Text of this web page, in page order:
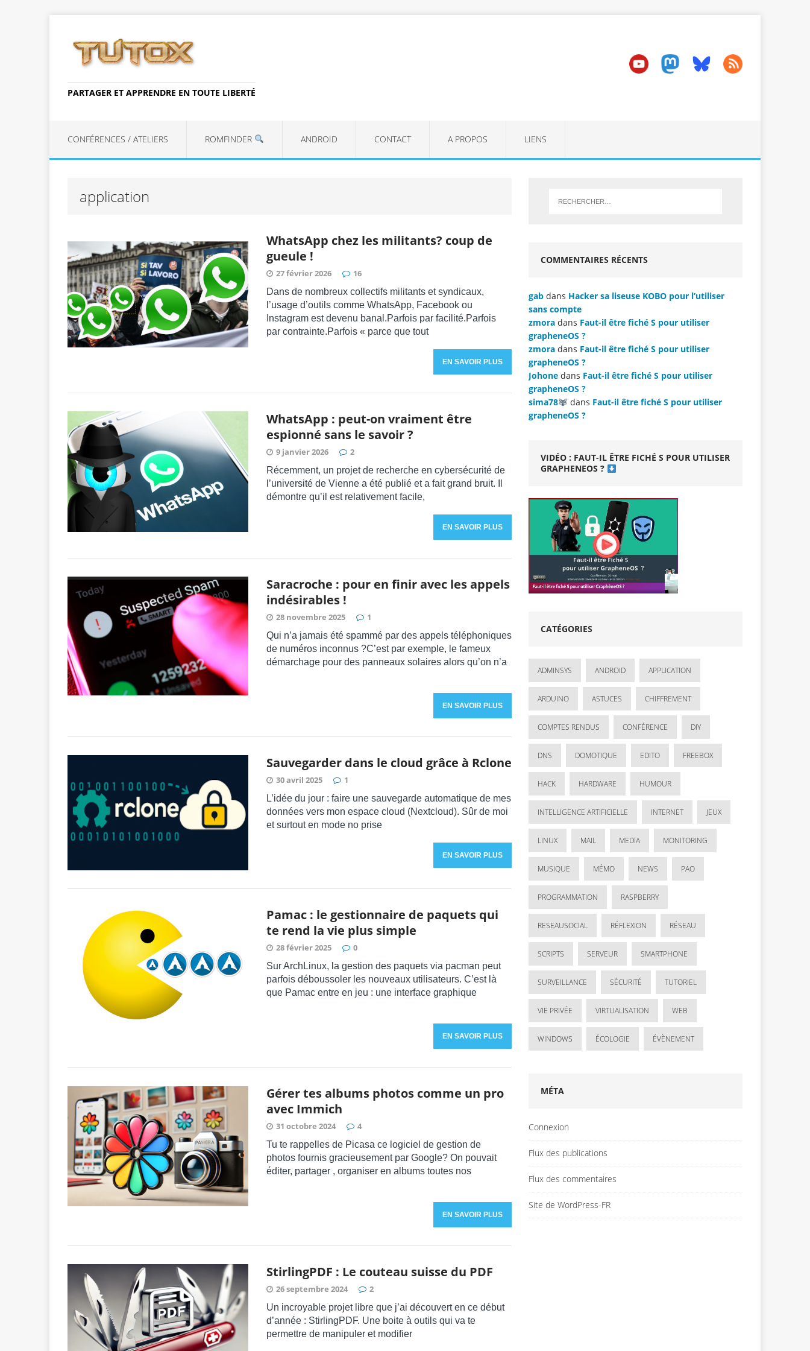
PARTAGER ET APPRENDRE EN TOUTE LIBERTÉ
CONFÉRENCES / ATELIERS ROMFINDER ANDROID CONTACT A PROPOS LIENS
application
WhatsApp chez les militants? coup de
gueule !
27 février 2026 16
Dans de nombreux collectifs militants et syndicaux,
l’usage d’outils comme WhatsApp, Facebook ou
Instagram est devenu banal.Parfois par facilité.Parfois
par contrainte.Parfois « parce que tout
EN SAVOIR PLUS
WhatsApp : peut-on vraiment être
espionné sans le savoir ?
9 janvier 2026 2
Récemment, un projet de recherche en cybersécurité de
l’université de Vienne a été publié et a fait grand bruit. Il
démontre qu’il est relativement facile,
EN SAVOIR PLUS
Saracroche : pour en finir avec les appels
indésirables !
28 novembre 2025 1
Qui n’a jamais été spammé par des appels téléphoniques
de numéros inconnus ?C’est par exemple, le fameux
démarchage pour des panneaux solaires alors qu’on n’a
EN SAVOIR PLUS
Sauvegarder dans le cloud grâce à Rclone
30 avril 2025 1
L’idée du jour : faire une sauvegarde automatique de mes
données vers mon espace cloud (Nextcloud). Sûr de moi
et surtout en mode no prise
EN SAVOIR PLUS
Pamac : le gestionnaire de paquets qui
te rend la vie plus simple
28 février 2025 0
Sur ArchLinux, la gestion des paquets via pacman peut
parfois déboussoler les nouveaux utilisateurs. C’est là
que Pamac entre en jeu : une interface graphique
EN SAVOIR PLUS
Gérer tes albums photos comme un pro
avec Immich
31 octobre 2024 4
Tu te rappelles de Picasa ce logiciel de gestion de
photos fournis gracieusement par Google? On pouvait
éditer, partager , organiser en albums toutes nos
EN SAVOIR PLUS
StirlingPDF : Le couteau suisse du PDF
26 septembre 2024 2
Un incroyable projet libre que j’ai découvert en ce début
d’année : StirlingPDF. Une boite à outils qui va te
permettre de manipuler et modifier
COMMENTAIRES RÉCENTS
gab dans Hacker sa liseuse KOBO pour l’utiliser
sans compte
zmora dans Faut-il être fiché S pour utiliser
grapheneOS ?
zmora dans Faut-il être fiché S pour utiliser
grapheneOS ?
Johone dans Faut-il être fiché S pour utiliser
grapheneOS ?
sima78
dans Faut-il être fiché S pour utiliser
grapheneOS ?
VIDÉO : FAUT-IL ÊTRE FICHÉ S POUR UTILISER
GRAPHENEOS ?
CATÉGORIES
ADMINSYS ANDROID APPLICATION
ARDUINO ASTUCES CHIFFREMENT
COMPTES RENDUS CONFÉRENCE DIY
DNS DOMOTIQUE EDITO FREEBOX
HACK HARDWARE HUMOUR
INTELLIGENCE ARTIFICIELLE INTERNET JEUX
LINUX MAIL MEDIA MONITORING
MUSIQUE MÉMO NEWS PAO
PROGRAMMATION RASPBERRY
RESEAUSOCIAL RÉFLEXION RÉSEAU
SCRIPTS SERVEUR SMARTPHONE
SURVEILLANCE SÉCURITÉ TUTORIEL
VIE PRIVÉE VIRTUALISATION WEB
WINDOWS ÉCOLOGIE ÉVÈNEMENT
MÉTA
Connexion
Flux des publications
Flux des commentaires
Site de WordPress-FR